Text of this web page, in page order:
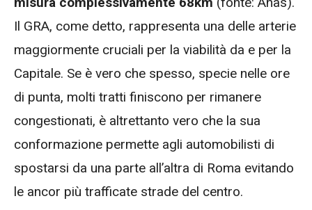
Il GRA, come detto, rappresenta una delle arterie
maggiormente cruciali per la viabilità da e per la
Capitale. Se è vero che spesso, specie nelle ore
di punta, molti tratti finiscono per rimanere
congestionati, è altrettanto vero che la sua
conformazione permette agli automobilisti di
spostarsi da una parte all’altra di Roma evitando
le ancor più trafficate strade del centro.